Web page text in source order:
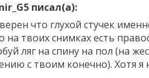
писал(а):
что глухой стучек
на твоих снимках есть
ляг на спину на пол (на
с твоим конечно). Хотя